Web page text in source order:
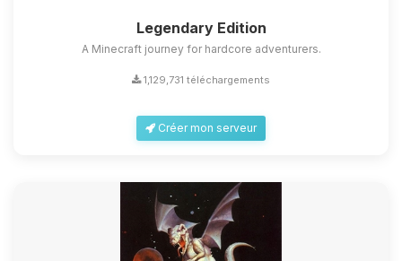
Legendary Edition
A Minecraft journey for hardcore adventurers.
1,129,731 téléchargements
Créer mon serveur